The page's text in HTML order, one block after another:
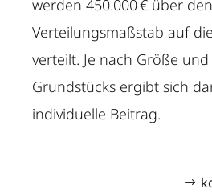
werden 450.000 € über
Verteilungsmaßstab auf
verteilt. Je nach Größe
Grundstücks ergibt sich
individuelle Beitrag.